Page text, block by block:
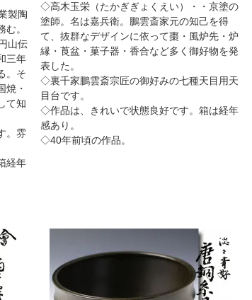
製陶
。
山伝
三年
。そ
焼・
て知
。雰
経年
◇高木玉栄（たかぎぎょくえい）・・京塗の
塗師。名は嘉兵衛。鵬雲斎家元の知己を得
て、抜群なデザインに依って棗・風炉先・炉
縁・莨盆・菓子器・香合など多く御好物を発
表した。
◇裏千家鵬雲斎宗匠の御好みの七種天目用天
目台です。
◇作品は、きれいで状態良好です。箱は経年
感あり。
◇40年前頃の作品。